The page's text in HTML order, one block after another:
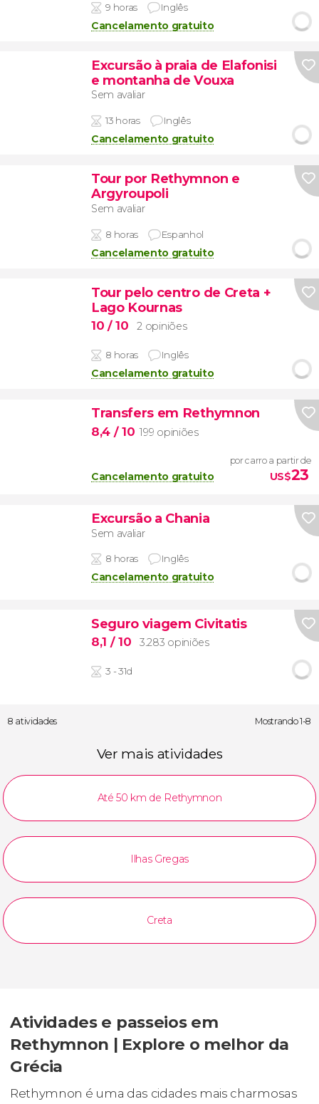
9 horas Inglês
Cancelamento gratuito
Excursão à praia de Elafonisi
e montanha de Vouxa
Sem avaliar
13 horas Inglês
Cancelamento gratuito
Tour por Rethymnon e
Argyroupoli
Sem avaliar
8 horas Espanhol
Cancelamento gratuito
Tour pelo centro de Creta +
Lago Kournas
10 / 10 2 opiniões
8 horas Inglês
Cancelamento gratuito
Transfers em Rethymnon
8,4 / 10 199 opiniões
Cancelamento gratuito
por carro a partir de
US$23
Excursão a Chania
Sem avaliar
8 horas Inglês
Cancelamento gratuito
Seguro viagem Civitatis
8,1 / 10 3.283 opiniões
3 - 31d
8 atividades Mostrando 1-8
Ver mais atividades
Até 50 km de Rethymnon
Ilhas Gregas
Creta
Atividades e passeios em
Rethymnon | Explore o melhor da
Grécia
Rethymnon é uma das cidades mais charmosas